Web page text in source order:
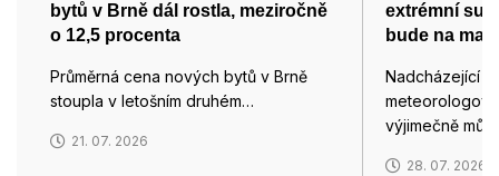
bytů v Brně dál rostla, meziročně
o 12,5 procenta
Průměrná cena nových bytů v Brně
stoupla v letošním druhém…
21. 07. 2026
extrémní
bude na
Nadcházející
výjimečně
28. 07. 2026